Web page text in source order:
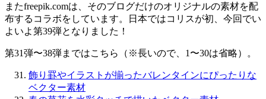
またfreepik.comは、そのブログだけのオリジナルの素材を配
布するコラボをしています。日本ではコリスが初、今回でい
よいよ第39弾となりました！
第31弾〜38弾まではこちら（※長いので、1〜30は省略）。
飾り罫やイラストが揃ったバレンタインにぴったりな
ベクター素材